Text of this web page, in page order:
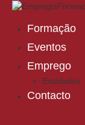
Formação
Eventos
Emprego
Entidades
Contacto